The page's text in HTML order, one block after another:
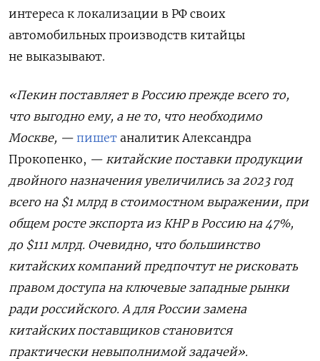
интереса к локализации в РФ своих
автомобильных производств китайцы
не выказывают.
«Пекин поставляет в Россию прежде всего то,
что выгодно ему, а не то, что необходимо
Москве, — пишет аналитик Александра
Прокопенко, — китайские поставки продукции
двойного назначения увеличились за 2023 год
всего на $1 млрд в стоимостном выражении, при
общем росте экспорта из КНР в Россию на 47%,
до $111 млрд. Очевидно, что большинство
китайских компаний предпочтут не рисковать
правом доступа на ключевые западные рынки
ради российского. А для России замена
китайских поставщиков становится
практически невыполнимой задачей».